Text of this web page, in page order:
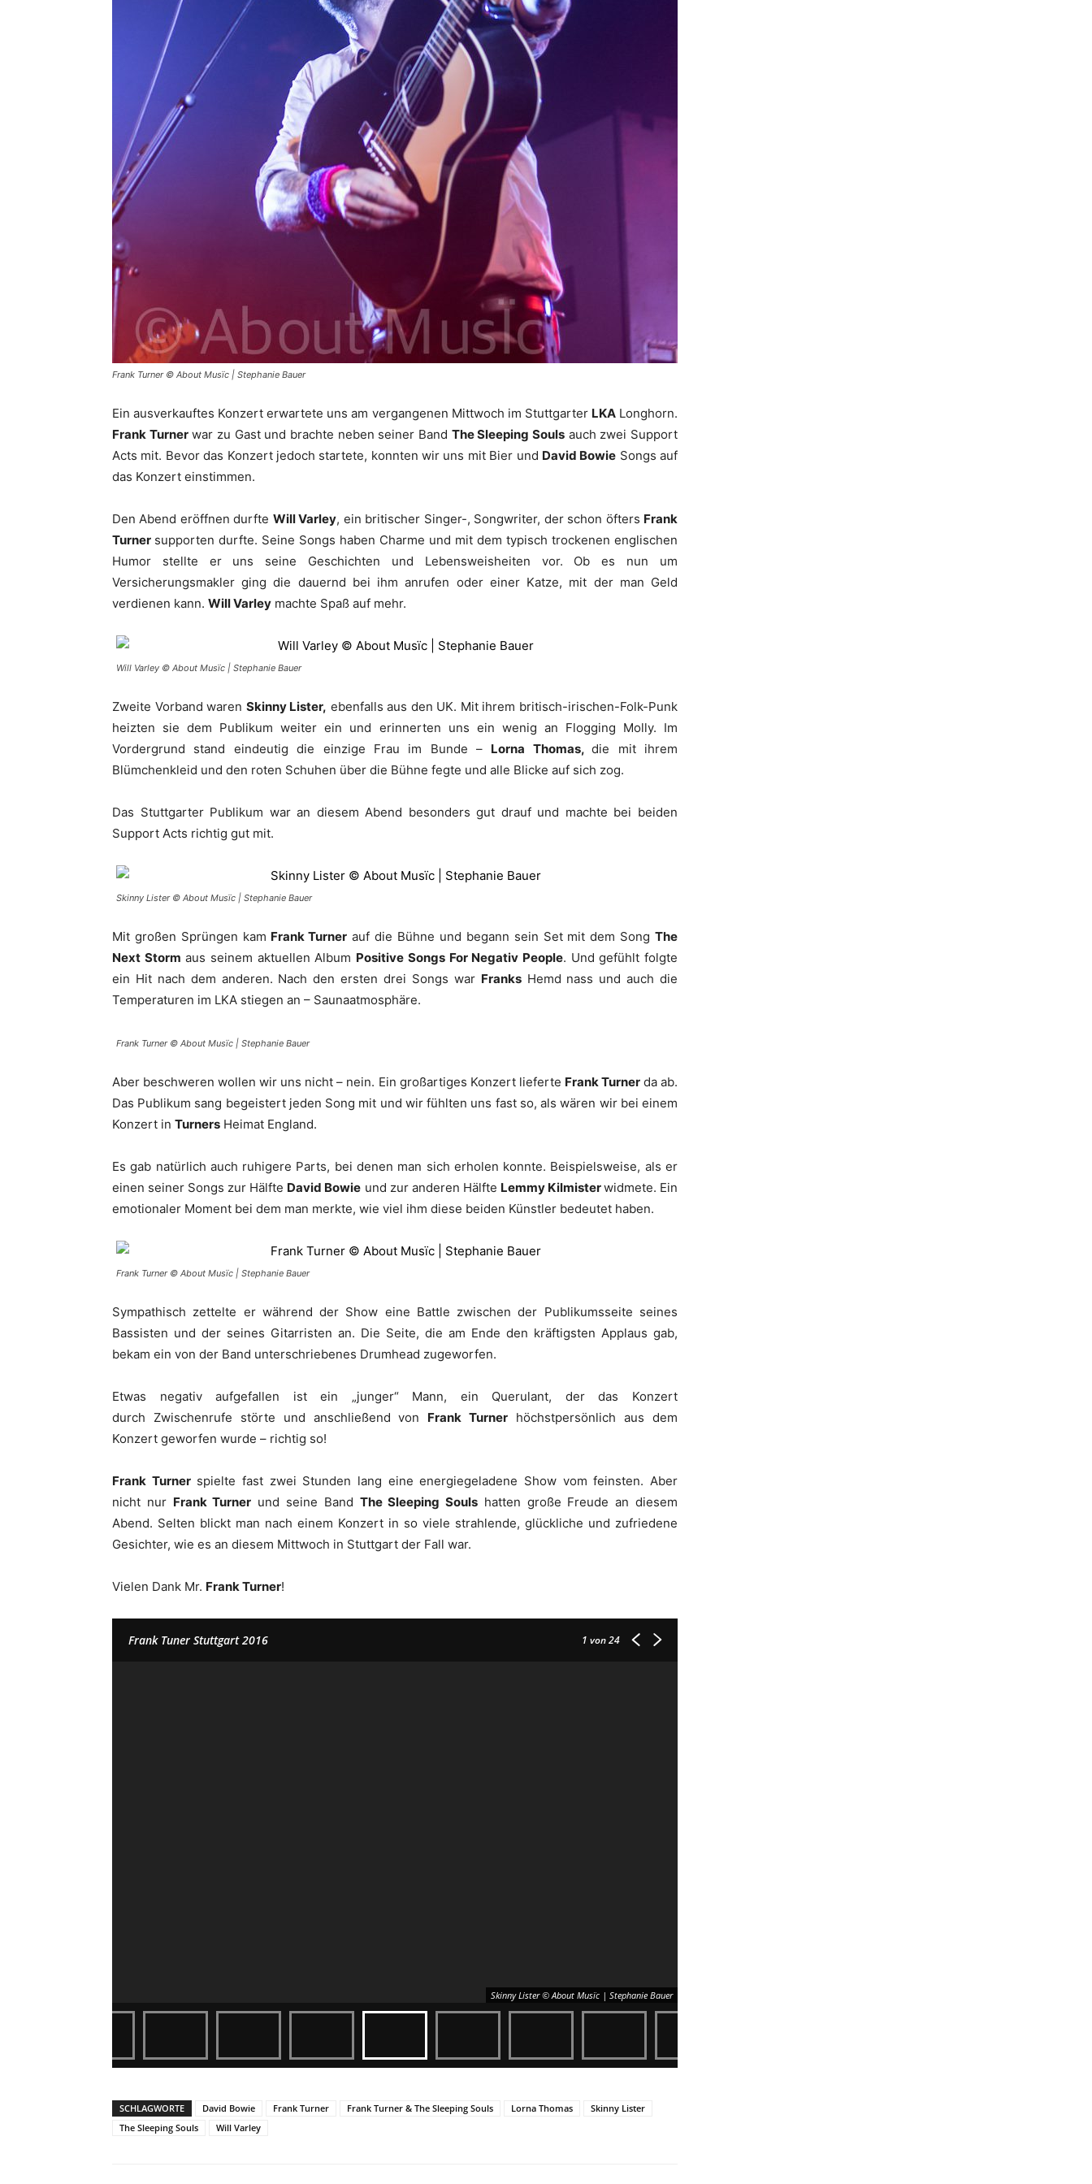
Frank Turner © About Musïc | Stephanie Bauer
Ein ausverkauftes Konzert erwartete uns am vergangenen Mittwoch im Stuttgarter LKALonghorn.
Frank Turnerwar zu Gast und brachte neben seiner Band The Sleeping Souls auch zwei Support
Acts mit. Bevor das Konzert jedoch startete, konnten wir uns mit Bier und David Bowie Songs auf
das Konzert einstimmen.
Den Abend eröffnen durfte WillVarley, ein britischer Singer-, Songwriter, der schon öfters Frank
Turner supporten durfte. Seine Songs haben Charme und mit dem typisch trockenen englischen
Humor stellte er uns seine Geschichten und Lebensweisheiten vor. Ob es nun um
Versicherungsmakler ging die dauernd bei ihm anrufen oder einer Katze, mit der man Geld
verdienen kann. WillVarley machte Spaß auf mehr.
Will Varley © About Musïc | Stephanie Bauer
Zweite Vorband waren Skinny Lister, ebenfalls aus den UK. Mit ihrem britisch-irischen-Folk-Punk
heizten sie dem Publikum weiter ein und erinnerten uns ein wenig an Flogging Molly. Im
Vordergrund stand eindeutig die einzige Frau im Bunde – Lorna Thomas,die mit ihrem
Blümchenkleid und den roten Schuhen über die Bühne fegte und alle Blicke auf sich zog.
Das Stuttgarter Publikum war an diesem Abend besonders gut drauf und machte bei beiden
Support Acts richtig gut mit.
Skinny Lister © About Musïc | Stephanie Bauer
Mit großen Sprüngen kam Frank Turner auf die Bühne und begann sein Set mit dem Song The
Next Storm aus seinem aktuellen Album Positive Songs For Negativ People. Und gefühlt folgte
ein Hit nach dem anderen. Nach den ersten drei Songs war FranksHemd nass und auch die
Temperaturen im LKA stiegen an – Saunaatmosphäre.
Frank Turner © About Musïc | Stephanie Bauer
Aber beschweren wollen wir uns nicht – nein. Ein großartiges Konzert lieferte Frank Turnerda ab.
Das Publikum sang begeistert jeden Song mit und wir fühlten uns fast so, als wären wir bei einem
Konzert in Turners Heimat England.
Es gab natürlich auch ruhigere Parts, bei denen man sich erholen konnte. Beispielsweise, als er
einen seiner Songs zur Hälfte David Bowie und zur anderen Hälfte Lemmy Kilmisterwidmete. Ein
emotionaler Moment bei dem man merkte, wie viel ihm diese beiden Künstler bedeutet haben.
Frank Turner © About Musïc | Stephanie Bauer
Sympathisch zettelte er während der Show eine Battle zwischen der Publikumsseite seines
Bassisten und der seines Gitarristen an. Die Seite, die am Ende den kräftigsten Applaus gab,
bekam ein von der Band unterschriebenes Drumhead zugeworfen.
Etwas negativ aufgefallen ist ein „junger“ Mann, ein Querulant, der das Konzert
durch Zwischenrufe störte und anschließend von Frank Turner höchstpersönlich aus dem
Konzert geworfen wurde – richtig so!
Frank Turnerspielte fast zwei Stunden lang eine energiegeladene Show vom feinsten. Aber
nicht nur Frank Turner und seine Band The Sleeping Souls hatten große Freude an diesem
Abend. Selten blickt man nach einem Konzert in so viele strahlende, glückliche und zufriedene
Gesichter, wie es an diesem Mittwoch in Stuttgart der Fall war.
Vielen Dank Mr. Frank Turner!
Frank Tuner Stuttgart 2016 1 von 24
Skinny Lister © About Musïc | Stephanie Bauer
SCHLAGWORTE David Bowie Frank Turner Frank Turner & The Sleeping Souls Lorna Thomas
Skinny Lister
The Sleeping Souls
Will Varley